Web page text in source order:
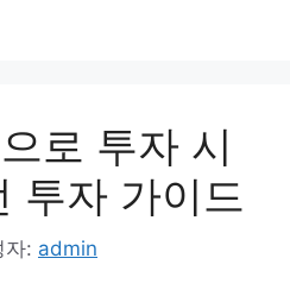
로 투자 시
투자 가이드
자: admin